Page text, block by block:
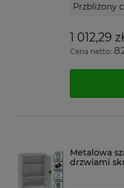
Przbliżony
1 012,29 zł
Cena netto:
Metalowa
drzwiami